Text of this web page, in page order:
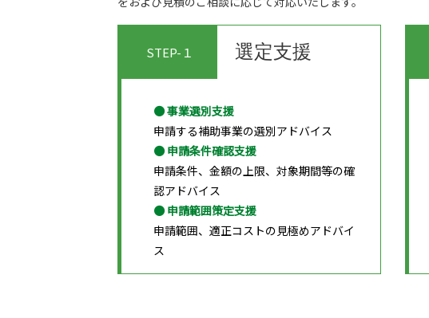
STEP-１ 選定支援
● 事業選別支援
申請する補助事業の選別アドバイス
● 申請条件確認支援
申請条件、金額の上限、対象期間等の確
認アドバイス
● 申請範囲策定支援
申請範囲、適正コストの見極めアドバイ
ス